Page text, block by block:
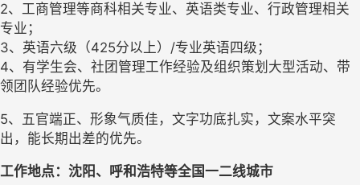
2、工商管理等商科相关专业、英语类专业、行政管理相关
专业；
3、英语六级（425分以上）/专业英语四级；
4、有学生会、社团管理工作经验及组织策划大型活动、带
领团队经验优先。
5、五官端正、形象气质佳，文字功底扎实，文案水平突
出，能长期出差的优先。
工作地点：沈阳、呼和浩特等全国一二线城市